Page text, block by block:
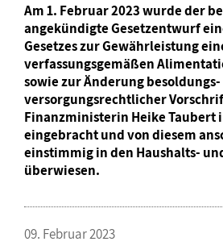
Am 1. Februar 2023 wurde der
angekündigte Gesetzentwurf
Gesetzes zur Gewährleistung
verfassungsgemäßen
sowie zur Änderung
versorgungsrechtlicher
Finanzministerin Heike Taubert
eingebracht und von diesem
einstimmig in den Haushalts-
überwiesen.
09. Februar 2023